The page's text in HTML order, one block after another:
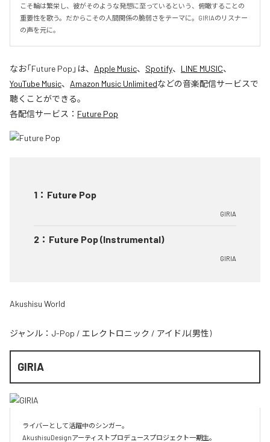
こそ輪は繁栄し、彼がそのような発想に至っているという、俯瞰することの
重要性を歌う。だからこその人間関係の脆弱さをテーマに。GIRIAのリスナー
の声を元に。
なお「Future Pop 」は、 Apple Music、 Spotify、 LINE MUSIC、
YouTube Music、 Amazon Music Unlimitedなどの音楽配信サービスで
聴くことができる。
各配信サービス： Future Pop
1 ： Future Pop
GIRIA
2 ： Future Pop (Instrumental)
GIRIA
Akushisu World
ジャンル： J-Pop / エレクトロニック / アイドル(男性)
GIRIA
ライバーとして活躍中のシンガー。
AkushisuDesignアーティストプロデュースプロジェクト一期生。